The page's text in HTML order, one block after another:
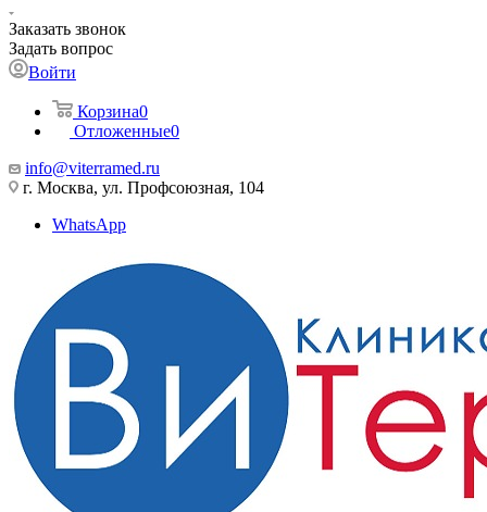
Заказать звонок
Задать вопрос
Войти
Корзина0
Отложенные0
info@viterramed.ru
г. Москва, ул. Профсоюзная, 104
WhatsApp